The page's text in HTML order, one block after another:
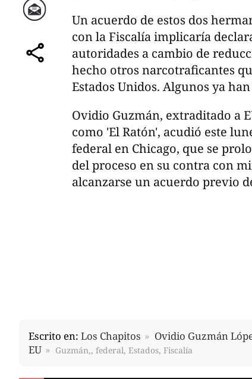
Correo
comparte
Un acuerdo de estos dos
con la Fiscalía implicaría
autoridades a cambio de
hecho otros narcotraficantes
Estados Unidos. Algunos ya
Ovidio Guzmán, extraditado a
como 'El Ratón', acudió este
federal en Chicago, que se
del proceso en su contra con
alcanzarse un acuerdo previo
Escrito en: Los Chapitos Ovidio Guzmán
EU
Guzmán,, federal, Estados, Fiscalía